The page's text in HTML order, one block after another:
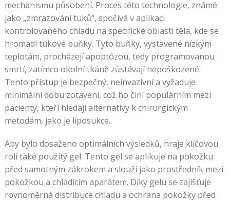
mechanismu působení. Proces této technologie, známé
jako „zmrazování tuků“, spočívá v aplikaci
kontrolovaného chladu na specifické oblasti těla, kde se
hromadí tukové buňky. Tyto buňky, vystavené nízkým
teplotám, procházejí apoptózou, tedy programovanou
smrtí, zatímco okolní tkáně zůstávají nepoškozené.
Tento přístup je bezpečný, neinvazivní a vyžaduje
minimální dobu zotavení, což ho činí populárním mezi
pacienty, kteří hledají alternativy k chirurgickým
metodám, jako je liposukce.
Aby bylo dosaženo optimálních výsledků, hraje klíčovou
roli také použitý gel. Tento gel se aplikuje na pokožku
před samotným zákrokem a slouží jako prostředník mezi
pokožkou a chladícím aparátem. Díky gelu se zajišťuje
rovnoměrná distribuce chladu a ochrana pokožky před